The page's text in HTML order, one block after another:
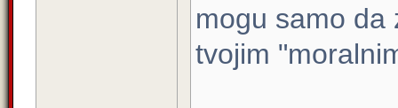
mogu samo da
tvojim